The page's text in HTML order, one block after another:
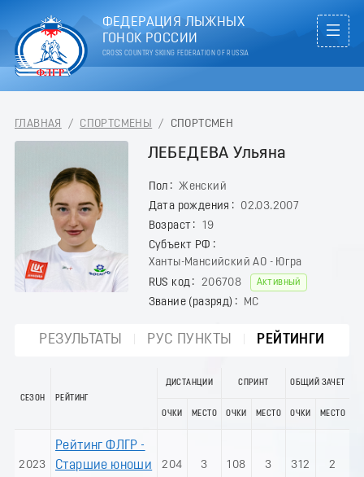
ФЕДЕРАЦИЯ ЛЫЖНЫХ
ГОНОК РОССИИ
CROSS COUNTRY SKIING FEDERATION OF RUSSIA
ГЛАВНАЯ / СПОРТСМЕНЫ / СПОРТСМЕН
ЛЕБЕДЕВА Ульяна
Пол
Женский
Дата рождения
02.03.2007
Возраст
19
Субъект РФ
Ханты-Мансийский АО - Югра
RUS код
206708 Активный
Звание (разряд) МС
РЕЗУЛЬТАТЫ РУС ПУНКТЫ РЕЙТИНГИ
СЕЗОН РЕЙТИНГ
ДИСТАНЦИИ СПРИНТ ОБЩИЙ ЗАЧЕТ
ОЧКИ МЕСТО ОЧКИ МЕСТО ОЧКИ МЕСТО
2023
Рейтинг ФЛГР -
Старшие юноши
204 3 108 3 312 2